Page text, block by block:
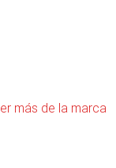
más de la marca